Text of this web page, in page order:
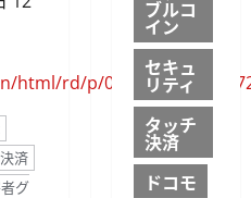
html/rd/p/
済
グ
ブルコ
イン
セキュ
リティ
タッチ
決済
ドコモ